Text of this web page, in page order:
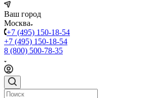
Ваш город
Москва
+7 (495) 150-18-54
+7 (495) 150-18-54
8 (800) 500-78-35